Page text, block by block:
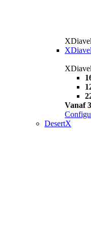
XDiavel
Vanaf
DesertX